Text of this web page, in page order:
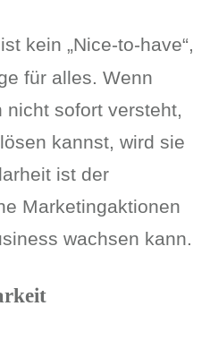
kein „Nice-to-have“,
für alles. Wenn
nicht sofort versteht,
kannst, wird sie
ist der
Marketingaktionen
wachsen kann.